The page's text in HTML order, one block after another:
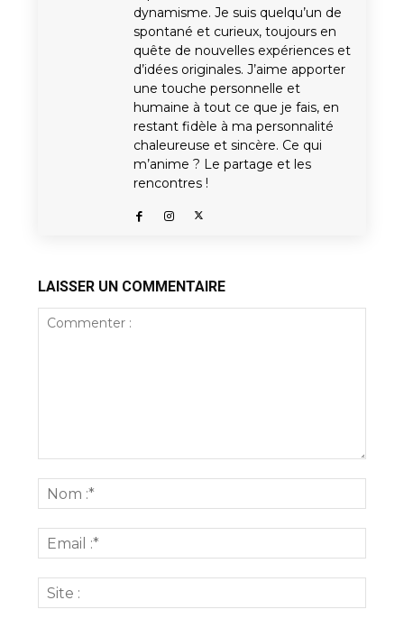
dynamisme. Je suis quelqu’un de
spontané et curieux, toujours en
quête de nouvelles expériences et
d’idées originales. J’aime apporter
une touche personnelle et
humaine à tout ce que je fais, en
restant fidèle à ma personnalité
chaleureuse et sincère. Ce qui
m’anime ? Le partage et les
rencontres !
LAISSER UN COMMENTAIRE
:*
:*
: